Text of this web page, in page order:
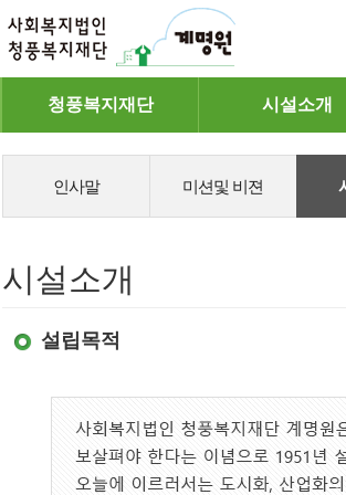
뉴
청풍복지재단 시설소개
인사말 미션및 비젼
시설소개
설립목적